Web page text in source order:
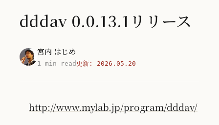
dddav 0.0.13.1リリース
宮内 はじめ
1 min read更新: 2026.05.20
http://www.mylab.jp/program/dddav/